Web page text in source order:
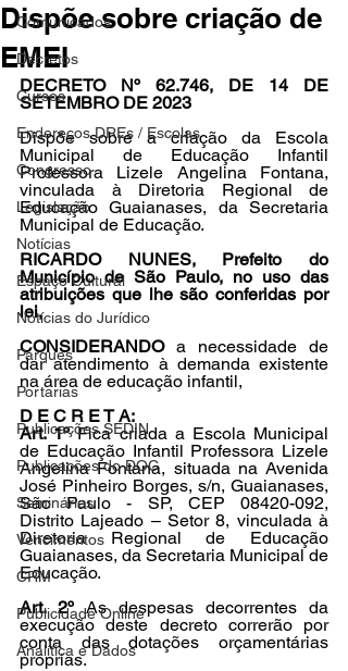
Comunicados
Decretos
Cursos
Endereços DREs / Escolas
Congresso
Legislação
Notícias
Espaço Cultural
Notícias do Jurídico
Parques
Portarias
Publicações SEDIN
Publicações do DOC
Seminários
Vencimentos
CRM
Publicidade Online
Analítica e Dados
Dispõe sobre criação de
EMEI
DECRETO Nº 62.746, DE 14 DE
SETEMBRO DE 2023
Dispõe sobre a criação da Escola
Municipal de Educação Infantil
Professora Lizele Angelina Fontana,
vinculada à Diretoria Regional de
Educação Guaianases, da Secretaria
Municipal de Educação.
RICARDO NUNES, Prefeito do
Município de São Paulo, no uso das
atribuições que lhe são conferidas por
lei,
CONSIDERANDO a necessidade de
dar atendimento à demanda existente
na área de educação infantil,
D E C R E T A:
Art. 1º Fica criada a Escola Municipal
de Educação Infantil Professora Lizele
Angelina Fontana, situada na Avenida
José Pinheiro Borges, s/n, Guaianases,
São Paulo - SP, CEP 08420-092,
Distrito Lajeado – Setor 8, vinculada à
Diretoria Regional de Educação
Guaianases, da Secretaria Municipal de
Educação.
Art. 2º As despesas decorrentes da
execução deste decreto correrão por
conta das dotações orçamentárias
próprias.